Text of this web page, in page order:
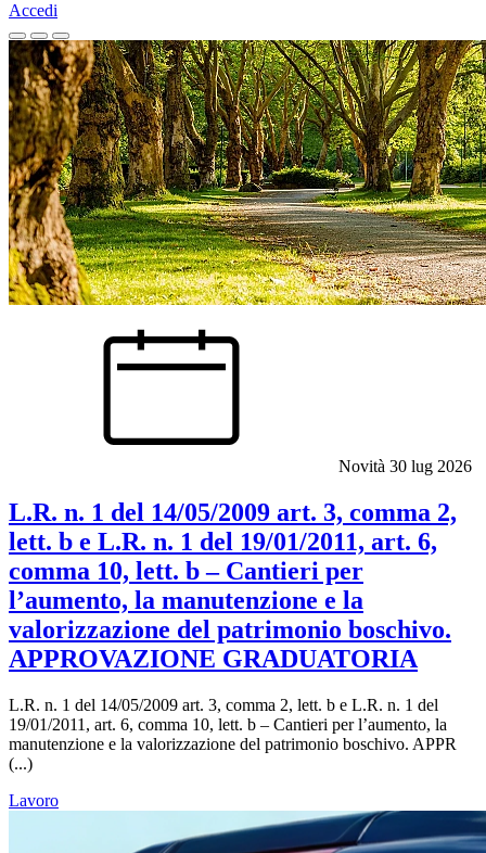
Accedi
Homepage
Novità 30 lug 2026
L.R. n. 1 del 14/05/2009 art. 3, comma 2,
lett. b e L.R. n. 1 del 19/01/2011, art. 6,
comma 10, lett. b – Cantieri per
l’aumento, la manutenzione e la
valorizzazione del patrimonio boschivo.
APPROVAZIONE GRADUATORIA
L.R. n. 1 del 14/05/2009 art. 3, comma 2, lett. b e L.R. n. 1 del
19/01/2011, art. 6, comma 10, lett. b – Cantieri per l’aumento, la
manutenzione e la valorizzazione del patrimonio boschivo. APPR
(...)
Lavoro